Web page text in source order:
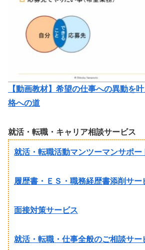
【動画教材】希望の仕事への異動を
格への道
就活・転職・キャリア相談サービス
就活・転職活動マンツーマンサポー
履歴書・ＥＳ・職務経歴書添削サー
面接対策サービス
就活・転職・仕事全般のご相談サー